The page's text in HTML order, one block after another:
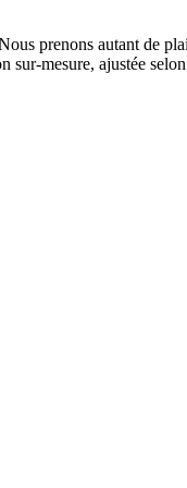
prenons autant de
sur-mesure, ajustée